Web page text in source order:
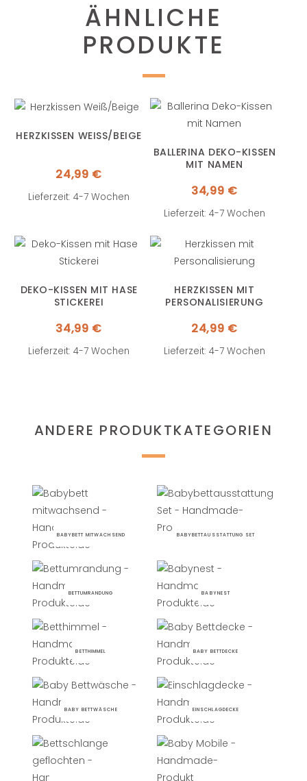
ÄHNLICHE
PRODUKTE
HERZKISSEN WEISS/BEIGE
24,99 €
Lieferzeit: 4-7 Wochen
BALLERINA DEKO-KISSEN
MIT NAMEN
34,99 €
Lieferzeit: 4-7 Wochen
DEKO-KISSEN MIT HASE
STICKEREI
34,99 €
Lieferzeit: 4-7 Wochen
HERZKISSEN MIT
PERSONALISIERUNG
24,99 €
Lieferzeit: 4-7 Wochen
ANDERE PRODUKTKATEGORIEN
BABYBETT MITWACHSEND BABYBETTAUSSTATTUNG SET
BETTUMRANDUNG BABYNEST
BETTHIMMEL BABY BETTDECKE
BABY BETTWÄSCHE EINSCHLAGDECKE